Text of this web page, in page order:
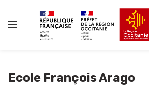
Ecole François Arago